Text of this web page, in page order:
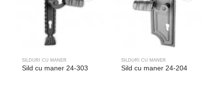
SILDURI CU MANER
Sild cu maner 24-303
SILDURI CU MANER
Sild cu maner 24-204